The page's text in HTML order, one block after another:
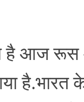
है आज रूस
है.भारत